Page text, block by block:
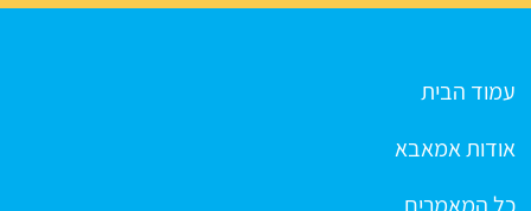
עמוד הבית
אודות אמאבא